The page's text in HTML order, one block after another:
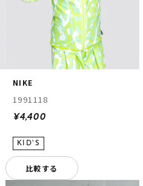
NIKE
1991118
¥4,400
比較する